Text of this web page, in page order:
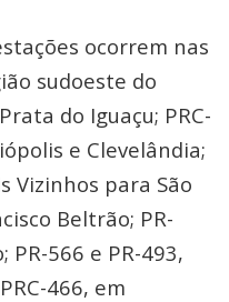
ocorrem nas
sudoeste do
do Iguaçu; PRC-
e Clevelândia;
Vizinhos para São
Beltrão; PR-
566 e PR-493,
466, em